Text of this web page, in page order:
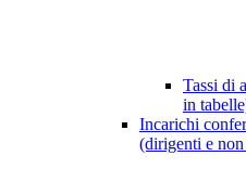
Tassi di
in
Incarichi
(dirigenti e